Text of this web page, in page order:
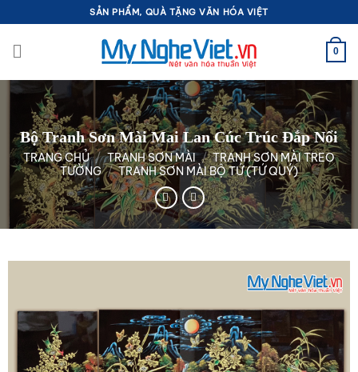
qua
nội
SẢN PHẨM, QUÀ TẶNG VĂN HÓA VIỆT
0
Bộ Tranh Sơn Mài Mai Lan Cúc Trúc Đắp Nổi
TRANG CHỦ / TRANH SƠN MÀI / TRANH SƠN MÀI TREO
TƯỜNG / TRANH SƠN MÀI BỘ TỨ (TỨ QUÝ)